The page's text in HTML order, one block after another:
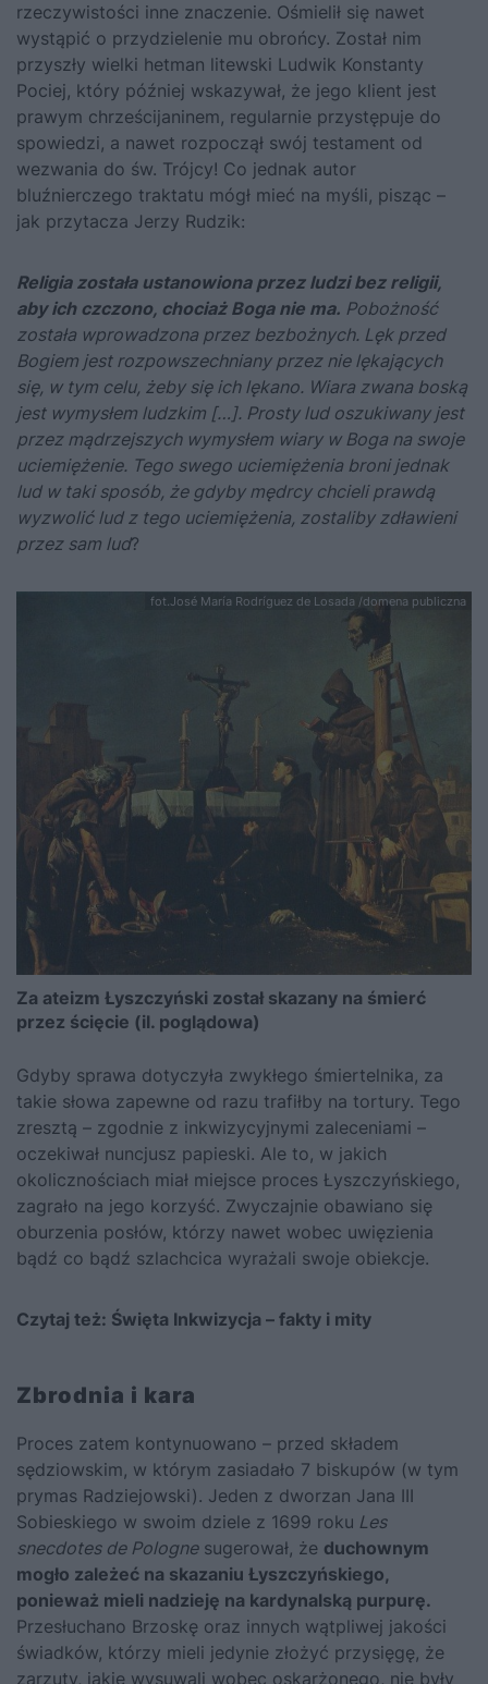
rzeczywistości inne znaczenie. Ośmielił się nawet
wystąpić o przydzielenie mu obrońcy. Został nim
przyszły wielki hetman litewski Ludwik Konstanty
Pociej, który później wskazywał, że jego klient jest
prawym chrześcijaninem, regularnie przystępuje do
spowiedzi, a nawet rozpoczął swój testament od
wezwania do św. Trójcy! Co jednak autor
bluźnierczego traktatu mógł mieć na myśli, pisząc –
jak przytacza Jerzy Rudzik:
Religia została ustanowiona przez ludzi bez religii,
aby ich czczono, chociaż Boga nie ma. Pobożność
została wprowadzona przez bezbożnych. Lęk przed
Bogiem jest rozpowszechniany przez nie lękających
się, w tym celu, żeby się ich lękano. Wiara zwana boską
jest wymysłem ludzkim […]. Prosty lud oszukiwany jest
przez mądrzejszych wymysłem wiary w Boga na swoje
uciemiężenie. Tego swego uciemiężenia broni jednak
lud w taki sposób, że gdyby mędrcy chcieli prawdą
wyzwolić lud z tego uciemiężenia, zostaliby zdławieni
przez sam lud?
fot.José María Rodríguez de Losada /domena publiczna
Za ateizm Łyszczyński został skazany na śmierć
przez ścięcie (il. poglądowa)
Gdyby sprawa dotyczyła zwykłego śmiertelnika, za
takie słowa zapewne od razu trafiłby na tortury. Tego
zresztą – zgodnie z inkwizycyjnymi zaleceniami –
oczekiwał nuncjusz papieski. Ale to, w jakich
okolicznościach miał miejsce proces Łyszczyńskiego,
zagrało na jego korzyść. Zwyczajnie obawiano się
oburzenia posłów, którzy nawet wobec uwięzienia
bądź co bądź szlachcica wyrażali swoje obiekcje.
Czytaj też: Święta Inkwizycja – fakty i mity
Zbrodnia i kara
Proces zatem kontynuowano – przed składem
sędziowskim, w którym zasiadało 7 biskupów (w tym
prymas Radziejowski). Jeden z dworzan Jana III
Sobieskiego w swoim dziele z 1699 roku Les
snecdotes de Polognesugerował, że duchownym
mogło zależeć na skazaniu Łyszczyńskiego,
ponieważ mieli nadzieję na kardynalską purpurę.
Przesłuchano Brzoskę oraz innych wątpliwej jakości
świadków, którzy mieli jedynie złożyć przysięgę, że
zarzuty, jakie wysuwali wobec oskarżonego, nie były